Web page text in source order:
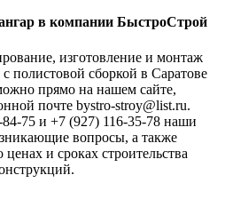
в компании БыстроСтрой
изготовление и монтаж
полистовой сборкой в Саратове
прямо на нашем сайте,
почте bystro-stroy@list.ru.
75 и +7 (927) 116-35-78 наши
вопросы, а также
и сроках строительства